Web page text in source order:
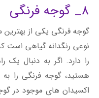
8_ گوجه فرنگی
گوجه فرنگی یکی از
نوعی رنگدانه گیاهی است
را دارد. اگر به دنبال یک
هستید، گوجه فرنگی را
اکسیدان های موجود در